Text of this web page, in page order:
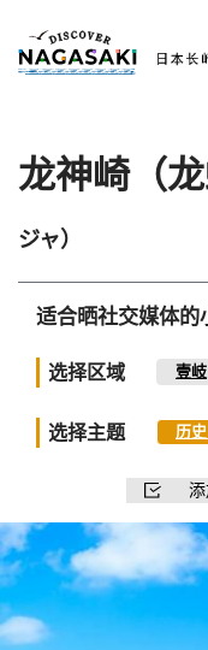
龙神崎（
ジャ）
适合晒社交媒体的
选择区域 壹岐
选择主题 历